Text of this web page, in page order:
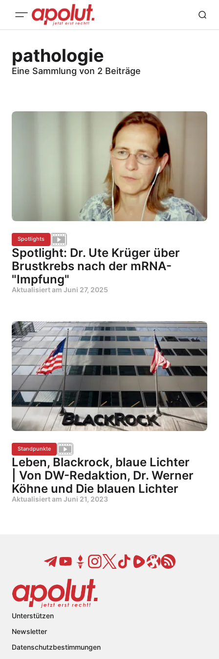
pathologie
Eine Sammlung von 2 Beiträge
Spotlights
Spotlight: Dr. Ute Krüger über
Brustkrebs nach der mRNA-
"Impfung"
Aktualisiert am Juni 27, 2025
Standpunkte
Leben, Blackrock, blaue Lichter
| Von DW-Redaktion, Dr. Werner
Köhne und Die blauen Lichter
Aktualisiert am Juni 21, 2023
Unterstützen
Newsletter
Datenschutzbestimmungen